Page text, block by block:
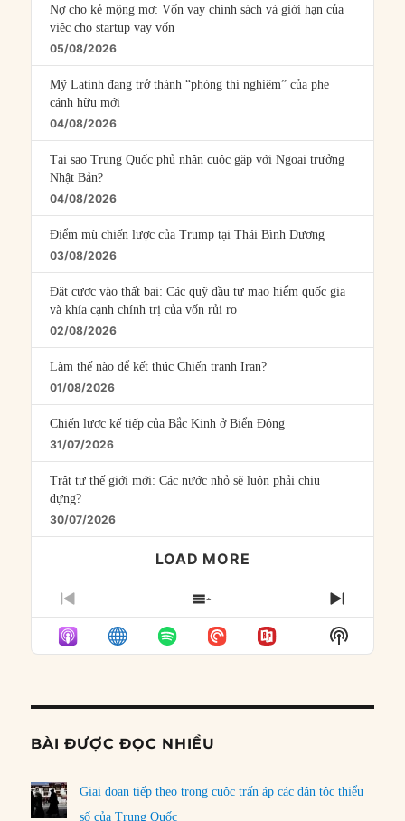
Nợ cho kẻ mộng mơ: Vốn vay chính sách và giới hạn của
việc cho startup vay vốn
05/08/2026
Mỹ Latinh đang trở thành “phòng thí nghiệm” của phe
cánh hữu mới
04/08/2026
Tại sao Trung Quốc phủ nhận cuộc gặp với Ngoại trưởng
Nhật Bản?
04/08/2026
Điểm mù chiến lược của Trump tại Thái Bình Dương
03/08/2026
Đặt cược vào thất bại: Các quỹ đầu tư mạo hiểm quốc gia
và khía cạnh chính trị của vốn rủi ro
02/08/2026
Làm thế nào để kết thúc Chiến tranh Iran?
01/08/2026
Chiến lược kế tiếp của Bắc Kinh ở Biển Đông
31/07/2026
Trật tự thế giới mới: Các nước nhỏ sẽ luôn phải chịu
đựng?
30/07/2026
LOAD MORE
PREVIOUS
EPISODE
SHOW
EPISODES
LIST
NEXT
Show
Podcast
BÀI ĐƯỢC ĐỌC NHIỀU
Giai đoạn tiếp theo trong cuộc trấn áp các dân tộc thiểu
số của Trung Quốc